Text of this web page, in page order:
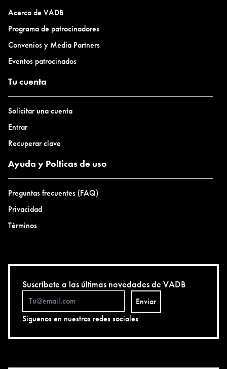
Acerca de VADB
Programa de patrocinadores
Convenios y Media Partners
Eventos patrocinados
Tu cuenta
Solicitar una cuenta
Entrar
Recuperar clave
Ayuda y Polticas de uso
Preguntas frecuentes (FAQ)
Privacidad
Términos
Suscríbete a las últimas novedades de VADB
Enviar
Siguenos en nuestras redes sociales